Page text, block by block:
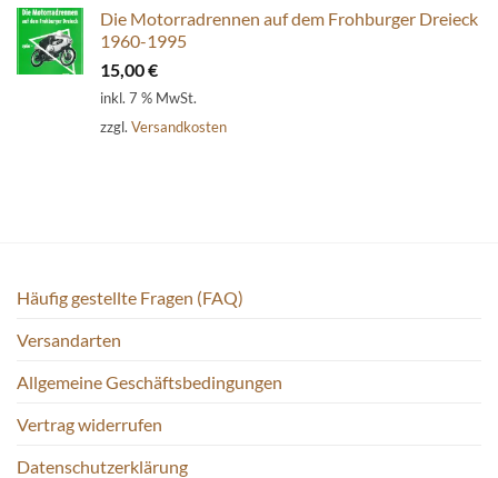
Die Motorradrennen auf dem Frohburger Dreieck
1960-1995
15,00€
inkl. 7 % MwSt.
zzgl. Versandkosten
Häufig gestellte Fragen (FAQ)
Versandarten
Allgemeine Geschäftsbedingungen
Vertrag widerrufen
Datenschutzerklärung